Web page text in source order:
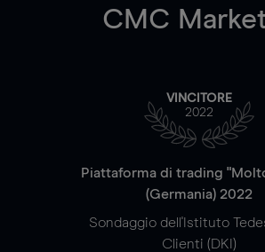
CMC
VINCITORE
2022
Piattaforma di trading
(Germania) 2022
Sondaggio dell'Istituto
Clienti (DKI)